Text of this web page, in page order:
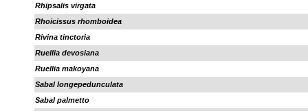
Rhipsalis virgata
Rhoicissus rhomboidea
Rivina tinctoria
Ruellia devosiana
Ruellia makoyana
Sabal longepedunculata
Sabal palmetto